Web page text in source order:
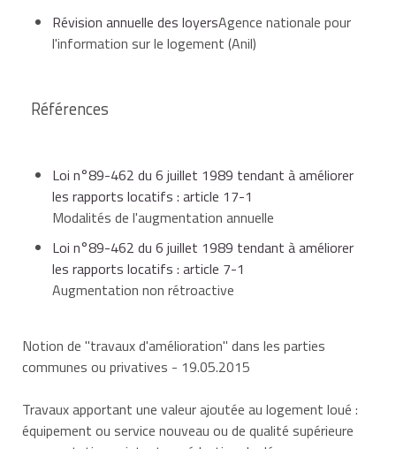
Révision annuelle des loyersAgence nationale pour
l'information sur le logement (Anil)
Références
Loi n°89-462 du 6 juillet 1989 tendant à améliorer
les rapports locatifs : article 17-1
Modalités de l'augmentation annuelle
Loi n°89-462 du 6 juillet 1989 tendant à améliorer
les rapports locatifs : article 7-1
Augmentation non rétroactive
Notion de "travaux d'amélioration" dans les parties
communes ou privatives - 19.05.2015
Travaux apportant une valeur ajoutée au logement loué :
équipement ou service nouveau ou de qualité supérieure